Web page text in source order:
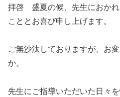
拝啓 盛夏の候、先生におか
こととお喜び申し上げます。
ご無沙汰しておりますが、お
か。
先生にご指導いただいた日々